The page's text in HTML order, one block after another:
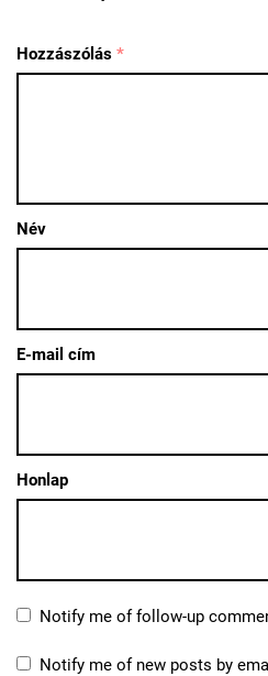
Hozzászólás *
Név
E-mail cím
Honlap
Notify me of follow-up
Notify me of new posts by